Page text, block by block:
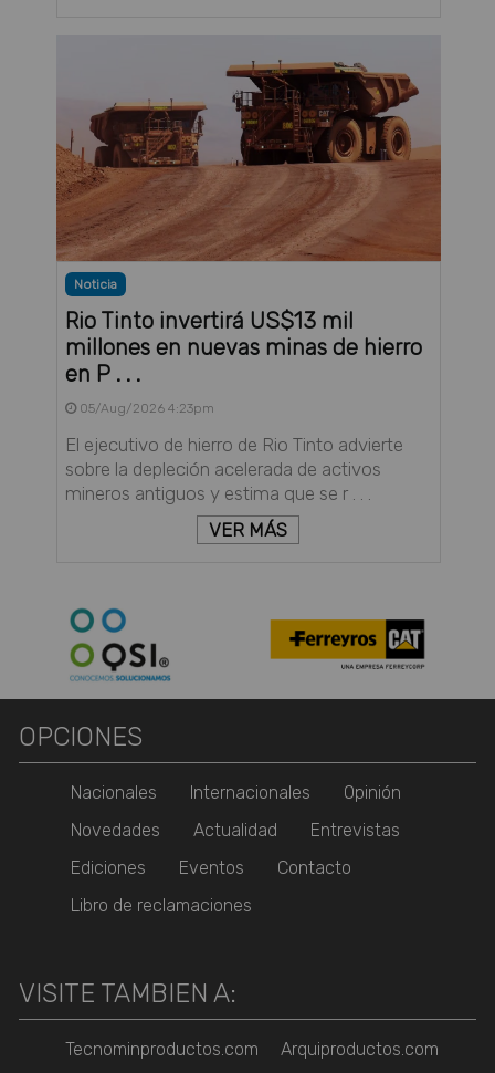
Noticia
Rio Tinto invertirá US$13 mil
millones en nuevas minas de hierro
en P . . .
05/Aug/2026 4:23pm
El ejecutivo de hierro de Rio Tinto advierte
sobre la depleción acelerada de activos
mineros antiguos y estima que se r . . .
VER MÁS
OPCIONES
Nacionales Internacionales
Opinión
Novedades
Actualidad
Entrevistas
Ediciones
Eventos
Contacto
Libro de reclamaciones
VISITE TAMBIEN A:
Tecnominproductos.com Arquiproductos.com